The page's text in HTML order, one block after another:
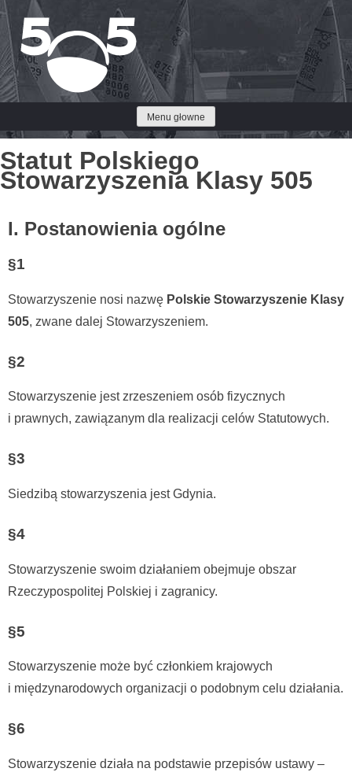
Przejdź
do
treści
Menu głowne
Statut Polskiego
Stowarzyszenia Klasy 505
I. Postanowienia ogólne
§1
Stowarzyszenie nosi nazwę Polskie Stowarzyszenie Klasy
505, zwane dalej Stowarzyszeniem.
§2
Stowarzyszenie jest zrzeszeniem osób fizycznych
i prawnych, zawiązanym dla realizacji celów Statutowych.
§3
Siedzibą stowarzyszenia jest Gdynia.
§4
Stowarzyszenie swoim działaniem obejmuje obszar
Rzeczypospolitej Polskiej i zagranicy.
§5
Stowarzyszenie może być członkiem krajowych
i międzynarodowych organizacji o podobnym celu działania.
§6
Stowarzyszenie działa na podstawie przepisów ustawy –